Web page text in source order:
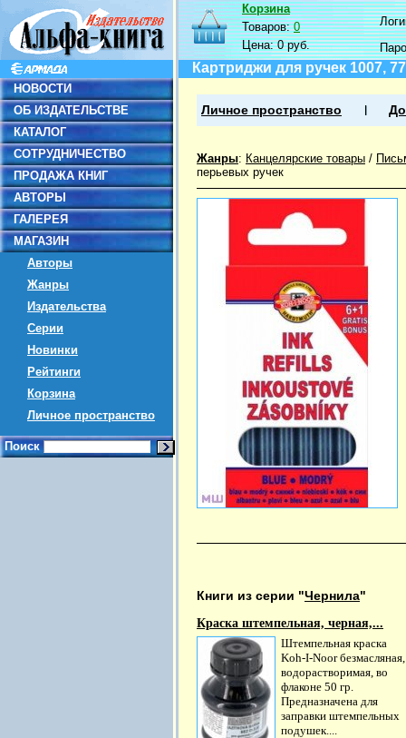
НОВОСТИ
ОБ ИЗДАТЕЛЬСТВЕ
КАТАЛОГ
СОТРУДНИЧЕСТВО
ПРОДАЖА КНИГ
АВТОРЫ
ГАЛЕРЕЯ
МАГАЗИН
Авторы
Жанры
Издательства
Серии
Новинки
Рейтинги
Корзина
Личное пространство
Поиск
Корзина
Товаров:0
Цена:0 руб.
Картриджи для ручек 1007,
Личное пространство
Жанры: Канцелярские товары /
перьевых ручек
Книги из серии "Чернила"
Краска штемпельная, черная,...
Штемпельная краска
Koh-I-Noor безмасляная,
водорастворимая, во
флаконе 50 гр.
Предназначена для
заправки штемпельных
подушек....